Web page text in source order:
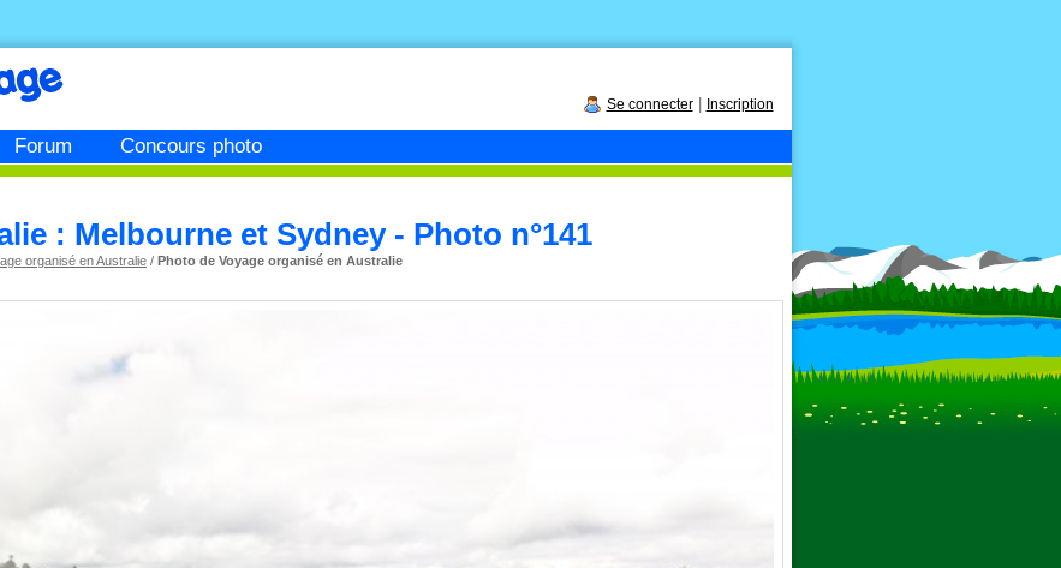
Forum Concours photo
Se connecter| Inscription
: Melbourne et Sydney - Photo n°141
organisé en Australie/ Photo de Voyage organisé en Australie